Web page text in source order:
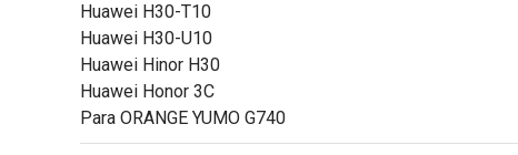
Huawei H30-T10
Huawei H30-U10
Huawei Hinor H30
Huawei Honor 3C
Para ORANGE YUMO G740